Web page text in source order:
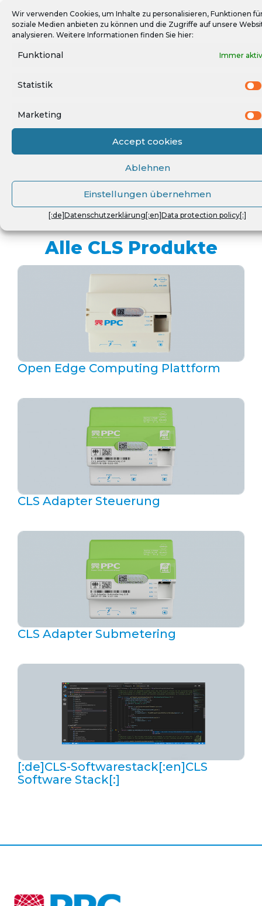
Wir verwenden Cookies, um Inhalte zu personalisieren, Funktionen
soziale Medien anbieten zu können und die Zugriffe auf unsere
analysieren. Weitere Informationen finden Sie hier:
Funktional Immer aktiv
Statistik
Marketing
Accept cookies
Ablehnen
Einstellungen übernehmen
[:de]Datenschutzerklärung[:en]Data protection policy[:]
[:de]Submetering für TMZ[:]
Alle CLS Produkte
Open Edge Computing Plattform
CLS Adapter Steuerung
CLS Adapter Submetering
[:de]CLS-Softwarestack[:en]CLS
Software Stack[:]